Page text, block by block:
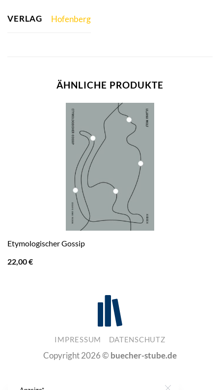
VERLAG Hofenberg
ÄHNLICHE PRODUKTE
Etymologischer Gossip
22,00€
IMPRESSUM DATENSCHUTZ
Copyright 2026 © buecher-stube.de